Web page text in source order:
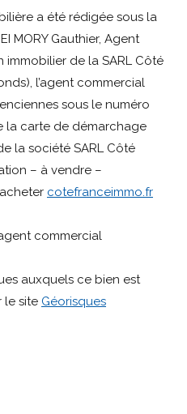
a été rédigée sous la
MORY Gauthier, Agent
de la SARL Côté
l’agent commercial
sous le numéro
la carte de démarchage
la société SARL Côté
– à vendre –
cotefranceimmo.fr
commercial
auxquels ce bien est
le site Géorisques